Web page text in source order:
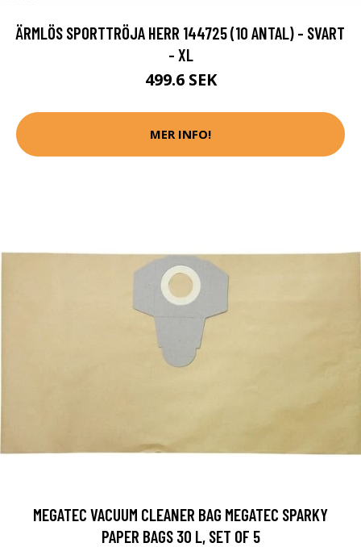
ÄRMLÖS SPORTTRÖJA HERR 144725 (10 ANTAL) - SVART
- XL
499.6 SEK
MER INFO!
MEGATEC VACUUM CLEANER BAG MEGATEC SPARKY
PAPER BAGS 30 L, SET OF 5